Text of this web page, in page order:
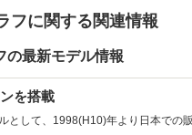
フに関する関連情報
の最新モデル情報
を搭載